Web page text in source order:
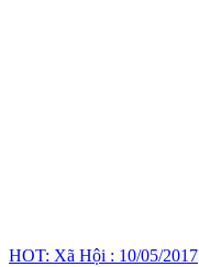
HOT: Xã Hội : 10/05/2017